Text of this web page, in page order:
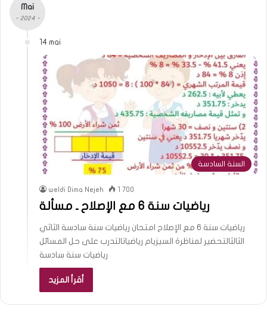
Mai
- 2024 -
14 mai
السنة السادسة
weldi Dima Nejeh 1 700
رياضيات سنة 6 مع الإصلاح ـ مسألة
رياضيات سنة 6 مع الإصلاح امتحان رياضيات سنة سادسة الثاثي
الثالثالتحضير لمناظرة السيزيام رياضياتالتدرب على حل المسائل
رياضيات سنة سادسة
أقرأ المزيد